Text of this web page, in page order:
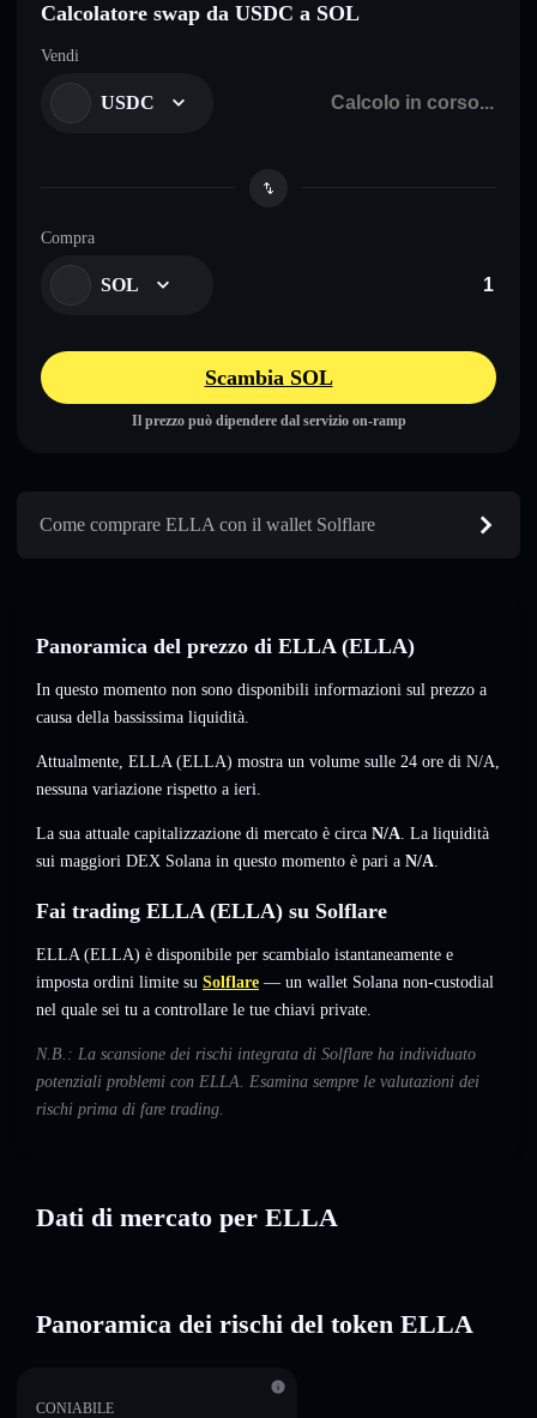
Calcolatore swap da USDC a SOL
Vendi
USDC
Compra
SOL
Scambia SOL
Il prezzo può dipendere dal servizio on-ramp
Come comprare ELLA con il wallet Solflare
Panoramica del prezzo di ELLA (ELLA)
In questo momento non sono disponibili informazioni sul prezzo a
causa della bassissima liquidità.
Attualmente, ELLA (ELLA) mostra un volume sulle 24 ore di N/A,
nessuna variazione rispetto a ieri.
La sua attuale capitalizzazione di mercato è circa N/A. La liquidità
sui maggiori DEX Solana in questo momento è pari a N/A.
Fai trading ELLA (ELLA) su Solflare
ELLA (ELLA) è disponibile per scambialo istantaneamente e
imposta ordini limite su Solflare — un wallet Solana non-custodial
nel quale sei tu a controllare le tue chiavi private.
N.B.: La scansione dei rischi integrata di Solflare ha individuato
potenziali problemi con ELLA. Esamina sempre le valutazioni dei
rischi prima di fare trading.
Dati di mercato per ELLA
Panoramica dei rischi del token ELLA
CONIABILE